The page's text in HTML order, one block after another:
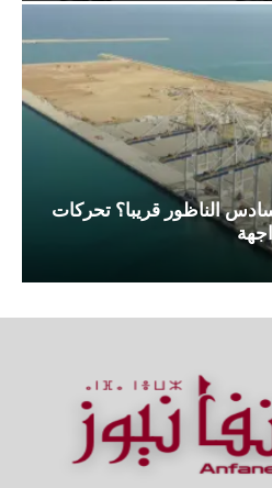
الناظور قريبا؟ تحركات